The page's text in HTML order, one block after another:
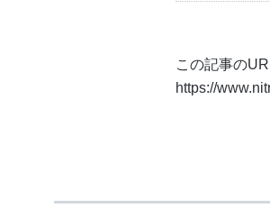
この記事の
https://